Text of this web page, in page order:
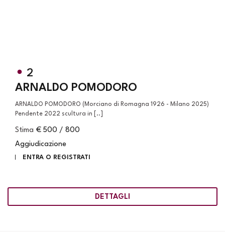
2
ARNALDO POMODORO
ARNALDO POMODORO (Morciano di Romagna 1926 - Milano 2025)
Pendente 2022 scultura in [..]
Stima € 500 / 800
Aggiudicazione
ENTRA O REGISTRATI
DETTAGLI